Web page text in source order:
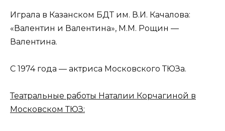
Играла в Казанском БДТ им. В.И. Качалова:
«Валентин и Валентина», М.М. Рощин —
Валентина.
С 1974 года — актриса Московского ТЮЗа.
Театральные работы Наталии Корчагиной в
Московском ТЮЗ: